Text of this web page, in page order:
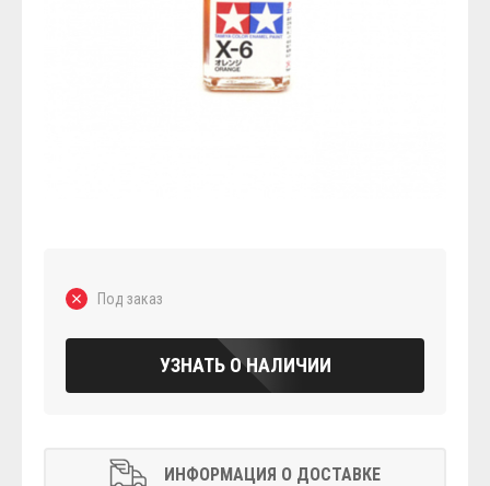
Под заказ
УЗНАТЬ О НАЛИЧИИ
ИНФОРМАЦИЯ О ДОСТАВКЕ